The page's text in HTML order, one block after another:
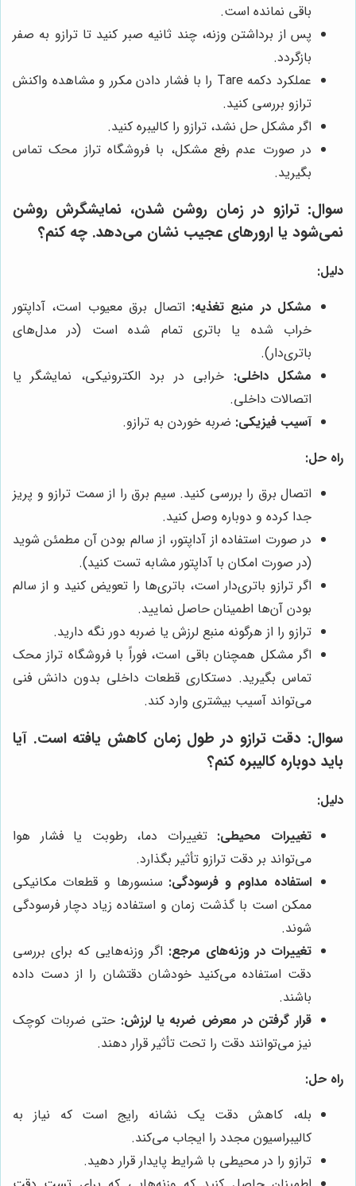
باقی نمانده است.
پس از برداشتن وزنه، چند ثانیه صبر کنید تا ترازو به صفر
بازگردد.
عملکرد دکمه Tare را با فشار دادن مکرر و مشاهده واکنش
ترازو بررسی کنید.
اگر مشکل حل نشد، ترازو را کالیبره کنید.
در صورت عدم رفع مشکل، با فروشگاه تراز محک تماس
بگیرید.
سوال: ترازو در زمان روشن شدن، نمایشگرش روشن
نمی‌شود یا ارورهای عجیب نشان می‌دهد. چه کنم؟
دلیل:
مشکل در منبع تغذیه: اتصال برق معیوب است، آداپتور
خراب شده یا باتری تمام شده است (در مدل‌های
باتری‌دار).
مشکل داخلی: خرابی در برد الکترونیکی، نمایشگر یا
اتصالات داخلی.
آسیب فیزیکی: ضربه خوردن به ترازو.
راه حل:
اتصال برق را بررسی کنید. سیم برق را از سمت ترازو و پریز
جدا کرده و دوباره وصل کنید.
در صورت استفاده از آداپتور، از سالم بودن آن مطمئن شوید
(در صورت امکان با آداپتور مشابه تست کنید).
اگر ترازو باتری‌دار است، باتری‌ها را تعویض کنید و از سالم
بودن آن‌ها اطمینان حاصل نمایید.
ترازو را از هرگونه منبع لرزش یا ضربه دور نگه دارید.
اگر مشکل همچنان باقی است، فوراً با فروشگاه تراز محک
تماس بگیرید. دستکاری قطعات داخلی بدون دانش فنی
می‌تواند آسیب بیشتری وارد کند.
سوال: دقت ترازو در طول زمان کاهش یافته است. آیا
باید دوباره کالیبره کنم؟
دلیل:
تغییرات محیطی: تغییرات دما، رطوبت یا فشار هوا
می‌تواند بر دقت ترازو تأثیر بگذارد.
استفاده مداوم و فرسودگی: سنسورها و قطعات مکانیکی
ممکن است با گذشت زمان و استفاده زیاد دچار فرسودگی
شوند.
تغییرات در وزنه‌های مرجع: اگر وزنه‌هایی که برای بررسی
دقت استفاده می‌کنید خودشان دقتشان را از دست داده
باشند.
قرار گرفتن در معرض ضربه یا لرزش: حتی ضربات کوچک
نیز می‌توانند دقت را تحت تأثیر قرار دهند.
راه حل:
بله، کاهش دقت یک نشانه رایج است که نیاز به
کالیبراسیون مجدد را ایجاب می‌کند.
ترازو را در محیطی با شرایط پایدار قرار دهید.